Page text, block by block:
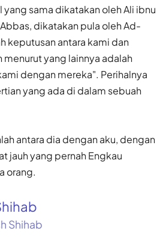
yang sama dikatakan oleh Ali ibnu
dikatakan pula oleh Ad-
keputusan antara kami dan
yang lainnya adalah
dengan mereka". Perihalnya
yang ada di dalam sebuah
antara dia dengan aku, dengan
jauh yang pernah Engkau
orang.
Shihab